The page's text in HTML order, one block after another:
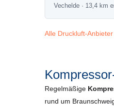
Vechelde · 13,4 km
Alle Druckluft-
Regelmäßige
rund um